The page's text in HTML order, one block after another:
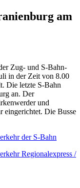
am
Zug- und S-Bahn-
in der Zeit von 8.00
Die letzte S-Bahn
an. Der
und
eingerichtet. Die Busse
der S-Bahn
Regionalexpress /